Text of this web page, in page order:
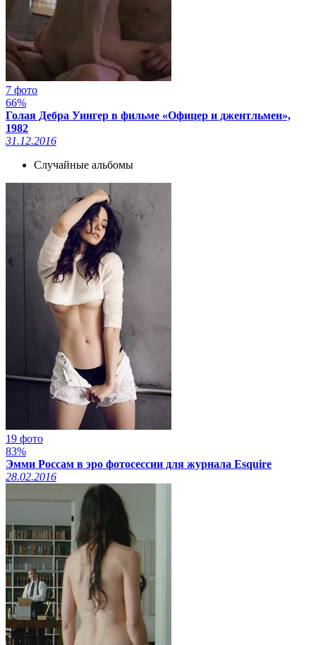
7 фото
66%
Голая Дебра Уингер в фильме «Офицер и джентльмен»,
1982
31.12.2016
Случайные альбомы
19 фото
83%
Эмми Россам в эро фотосессии для журнала Esquire
28.02.2016